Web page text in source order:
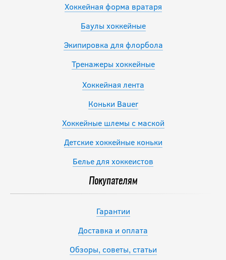
Хоккейная форма вратаря
Баулы хоккейные
Экипировка для флорбола
Тренажеры хоккейные
Хоккейная лента
Коньки Bauer
Хоккейные шлемы с маской
Детские хоккейные коньки
Белье для хоккеистов
Покупателям
Гарантии
Доставка и оплата
Обзоры, советы, статьи